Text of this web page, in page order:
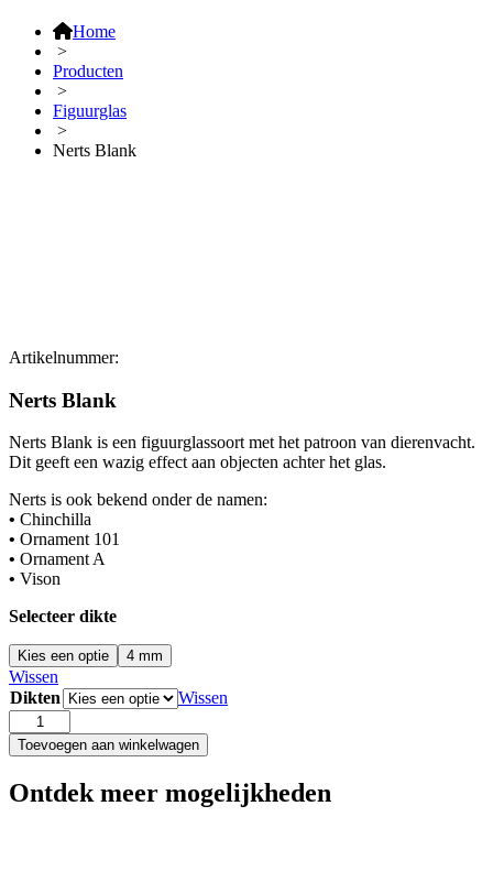
Home
>
Producten
>
Figuurglas
>
Nerts Blank
Artikelnummer:
Nerts Blank
Nerts Blank is een figuurglassoort met het patroon van dierenvacht.
Dit geeft een wazig effect aan objecten achter het glas.
Nerts is ook bekend onder de namen:
• Chinchilla
• Ornament 101
• Ornament A
• Vison
Selecteer dikte
Kies een optie 4 mm
Wissen
Dikten
Wissen
Nerts
Blank
aantal
Toevoegen aan winkelwagen
Ontdek meer mogelijkheden